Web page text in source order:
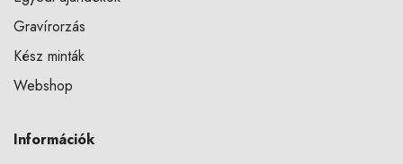
Gravírorzás
Kész minták
Webshop
Információk